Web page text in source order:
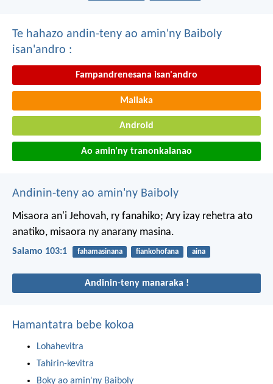
Te hahazo andin-teny ao amin'ny Baiboly
isan'andro :
Fampandrenesana isan'andro
Mailaka
Android
Ao amin'ny tranonkalanao
Andinin-teny ao amin'ny Baiboly
Misaora an'i Jehovah, ry fanahiko; Ary izay rehetra ato
anatiko, misaora ny anarany masina.
Salamo 103:1 fahamasinana fiankohofana aina
Andinin-teny manaraka !
Hamantatra bebe kokoa
Lohahevitra
Tahirin-kevitra
Boky ao amin'ny Baiboly